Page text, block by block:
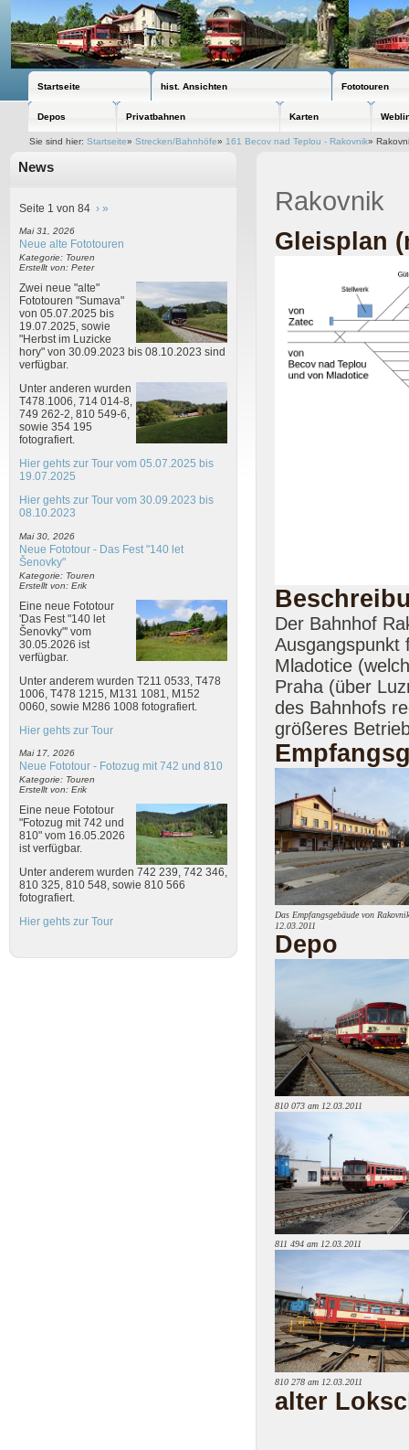
Startseite hist. Ansichten Fototouren
Depos Privatbahnen Karten
Sie sind hier: Startseite» Strecken/Bahnhöfe» 161 Becov nad Teplou - Rakovnik»
News
Seite 1 von 84 › »
Mai 31, 2026
Neue alte Fototouren
Kategorie: Touren
Erstellt von: Peter
Zwei neue "alte"
Fototouren "Sumava"
von 05.07.2025 bis
19.07.2025, sowie
"Herbst im Luzicke
hory" von 30.09.2023 bis 08.10.2023 sind
verfügbar.
Unter anderen wurden
T478.1006, 714 014-8,
749 262-2, 810 549-6,
sowie 354 195
fotografiert.
Hier gehts zur Tour vom 05.07.2025 bis
19.07.2025
Hier gehts zur Tour vom 30.09.2023 bis
08.10.2023
Mai 30, 2026
Neue Fototour - Das Fest "140 let
Šenovky"
Kategorie: Touren
Erstellt von: Erik
Eine neue Fototour
'Das Fest "140 let
Šenovky"' vom
30.05.2026 ist
verfügbar.
Unter anderem wurden T211 0533, T478
1006, T478 1215, M131 1081, M152
0060, sowie M286 1008 fotografiert.
Hier gehts zur Tour
Mai 17, 2026
Neue Fototour - Fotozug mit 742 und 810
Kategorie: Touren
Erstellt von: Erik
Eine neue Fototour
"Fotozug mit 742 und
810" vom 16.05.2026
ist verfügbar.
Unter anderem wurden 742 239, 742 346,
810 325, 810 548, sowie 810 566
fotografiert.
Hier gehts zur Tour
Rakovnik
Gleisplan
Der Bahnhof
Ausgangspunkt
Mladotice
Praha (über
des Bahnhofs
größeres
Das Empfangsgebäude von Rakovnik
12.03.2011
Depo
810 073 am 12.03.2011
811 494 am 12.03.2011
810 278 am 12.03.2011
alter